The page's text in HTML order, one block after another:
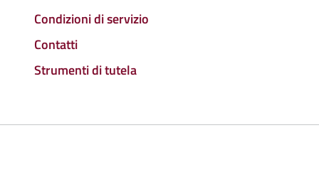
Condizioni di servizio
Contatti
Strumenti di tutela